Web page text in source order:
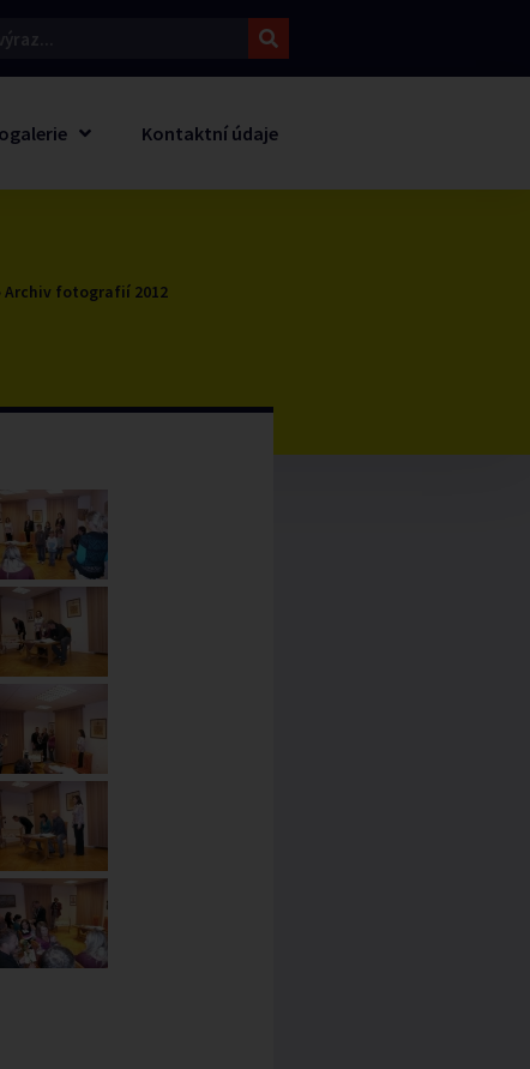
Kontaktní údaje
Archiv fotografií 2012